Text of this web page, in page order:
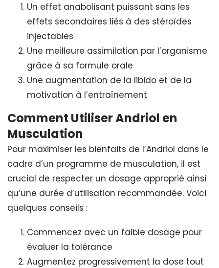
Un effet anabolisant puissant sans les
effets secondaires liés à des stéroïdes
injectables
Une meilleure assimilation par l’organisme
grâce à sa formule orale
Une augmentation de la libido et de la
motivation à l’entraînement
Comment Utiliser Andriol en
Musculation
Pour maximiser les bienfaits de l’Andriol dans le
cadre d’un programme de musculation, il est
crucial de respecter un dosage approprié ainsi
qu’une durée d’utilisation recommandée. Voici
quelques conseils :
Commencez avec un faible dosage pour
évaluer la tolérance
Augmentez progressivement la dose tout